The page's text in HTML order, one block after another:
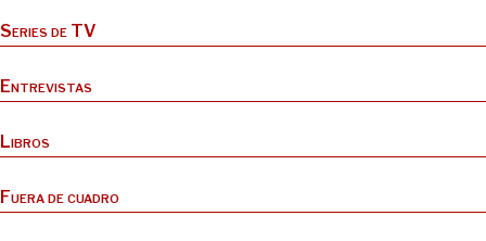
Series de TV
Entrevistas
Libros
Fuera de cuadro